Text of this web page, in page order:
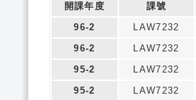
開課年度 課號
96-2
LAW7232
96-2
LAW7232
95-2
LAW7232
95-2
LAW7232